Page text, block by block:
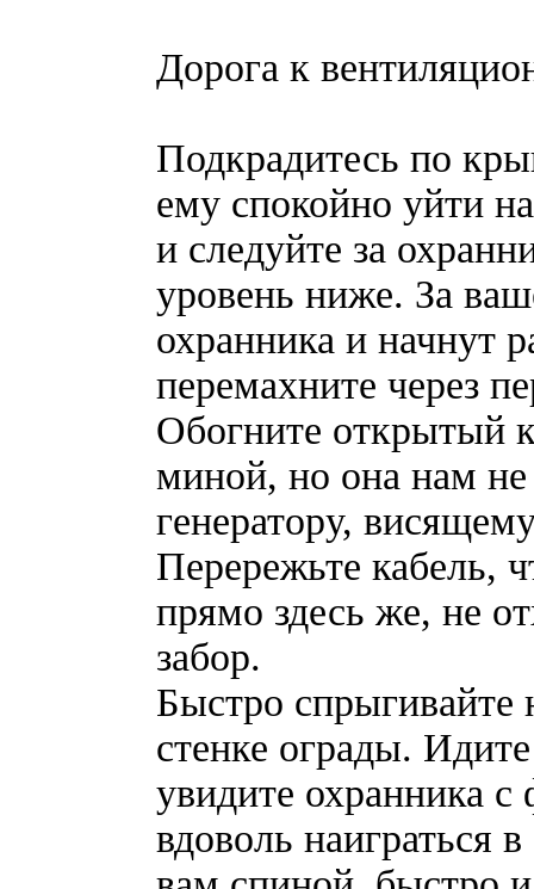
Дорога к
Подкрадитесь по
ему спокойно уйти
и следуйте за
уровень ниже. За
охранника и начнут
перемахните через
Обогните открытый
миной, но она нам не
генератору,
Перережьте кабель,
прямо здесь же, не
забор.
Быстро
стенке ограды.
увидите охранника
вдоволь наиграться